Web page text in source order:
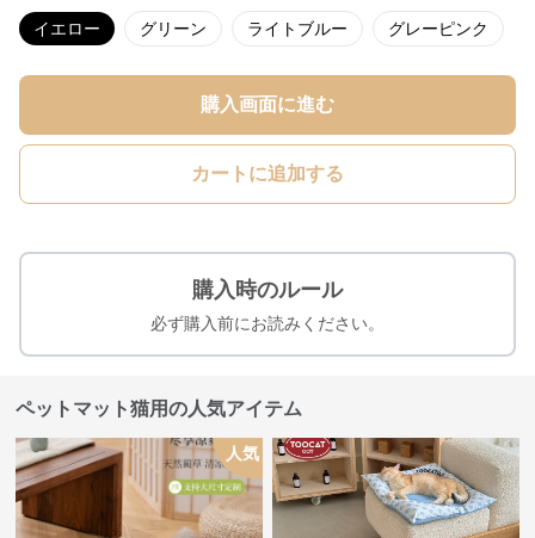
イエロー グリーン ライトブルー グレーピンク
購入画面に進む
カートに追加する
購入時のルール
必ず購入前にお読みください。
ペットマット猫用の人気アイテム
人気